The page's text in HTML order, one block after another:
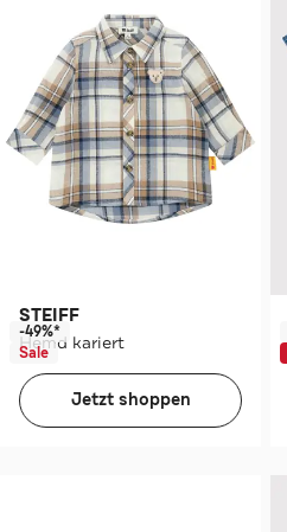
STEIFF
Hemd kariert
-49%*
Sale
Jetzt shoppen